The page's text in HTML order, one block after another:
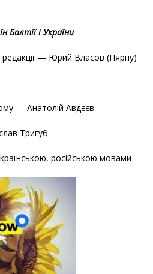
Балтії і України
— Юрий Власов (Пярну)
— Анатолій Авдєєв
Тригуб
російською мовами